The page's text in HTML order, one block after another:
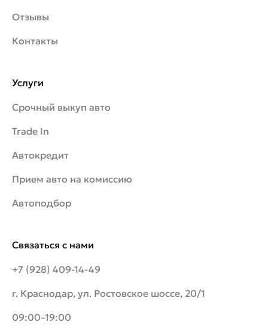
Отзывы
Контакты
Связаться с нами
+7 (928) 409-14-49
г. Краснодар, ул. Ростовское шоссе, 20/1
09:00–19:00
Услуги
Срочный выкуп авто
Trade In
Автокредит
Прием авто на комиссию
Автоподбор